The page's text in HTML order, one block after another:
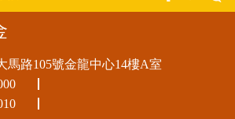
馬路105號金龍中心14樓A室